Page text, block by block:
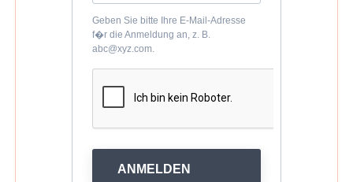
Geben Sie bitte Ihre E-Mail-Adresse
f�r die Anmeldung an, z. B.
abc@xyz.com.
ANMELDEN